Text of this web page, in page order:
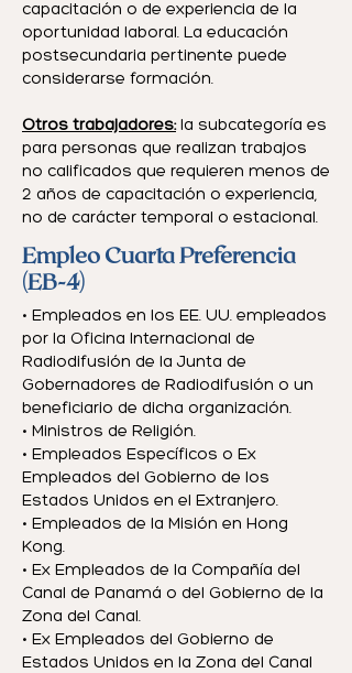
capacitación o de experiencia de la
oportunidad laboral. La educación
postsecundaria pertinente puede
considerarse formación.
Otros trabajadores:la subcategoría es
para personas que realizan trabajos
no calificados que requieren menos de
2 años de capacitación o experiencia,
no de carácter temporal o estacional.
Empleo Cuarta Preferencia
(EB-4)
• Empleados en los EE. UU. empleados
por la Oficina Internacional de
Radiodifusión de la Junta de
Gobernadores de Radiodifusión o un
beneficiario de dicha organización.
• Ministros de Religión.
• Empleados Específicos o Ex
Empleados del Gobierno de los
Estados Unidos en el Extranjero.
• Empleados de la Misión en Hong
Kong.
• Ex Empleados de la Compañía del
Canal de Panamá o del Gobierno de la
Zona del Canal.
• Ex Empleados del Gobierno de
Estados Unidos en la Zona del Canal